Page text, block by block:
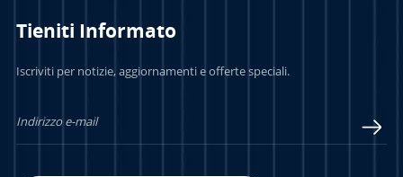
Tieniti Informato
Iscriviti per notizie, aggiornamenti e offerte speciali.